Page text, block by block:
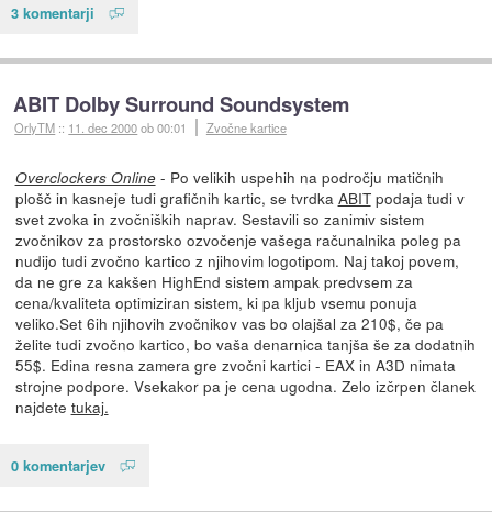
3 komentarji
ABIT Dolby Surround Soundsystem
OrlyTM :: 11. dec 2000ob 00:01 Zvočne kartice
Overclockers Online- Po velikih uspehih na področju matičnih
plošč in kasneje tudi grafičnih kartic, se tvrdka ABITpodaja tudi v
svet zvoka in zvočniških naprav. Sestavili so zanimiv sistem
zvočnikov za prostorsko ozvočenje vašega računalnika poleg pa
nudijo tudi zvočno kartico z njihovim logotipom. Naj takoj povem,
da ne gre za kakšen HighEnd sistem ampak predvsem za
cena/kvaliteta optimiziran sistem, ki pa kljub vsemu ponuja
veliko.Set 6ih njihovih zvočnikov vas bo olajšal za 210$, če pa
želite tudi zvočno kartico, bo vaša denarnica tanjša še za dodatnih
55$. Edina resna zamera gre zvočni kartici - EAX in A3D nimata
strojne podpore. Vsekakor pa je cena ugodna. Zelo izčrpen članek
najdete tukaj.
0 komentarjev